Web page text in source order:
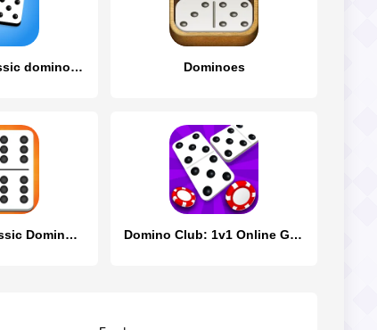
Dominoes - classic domino game Dominoes
Dominoes - Classic Domino Game Domino Club: 1v1 Online Game